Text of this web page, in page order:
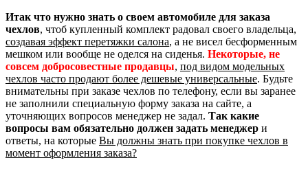
Итак что нужно знать о своем автомобиле для заказа
чехлов, чтоб купленный комплект радовал своего владельца,
создавая эффект перетяжки салона, а не висел бесформенным
мешком или вообще не оделся на сиденья. Некоторые, не
совсем добросовестные продавцы, под видом модельных
чехлов часто продают более дешевые универсальные. Будьте
внимательны при заказе чехлов по телефону, если вы заранее
не заполнили специальную форму заказа на сайте, а
уточняющих вопросов менеджер не задал. Так какие
вопросы вам обязательно должен задать менеджер и
ответы, на которые Вы должны знать при покупке чехлов в
момент оформления заказа?